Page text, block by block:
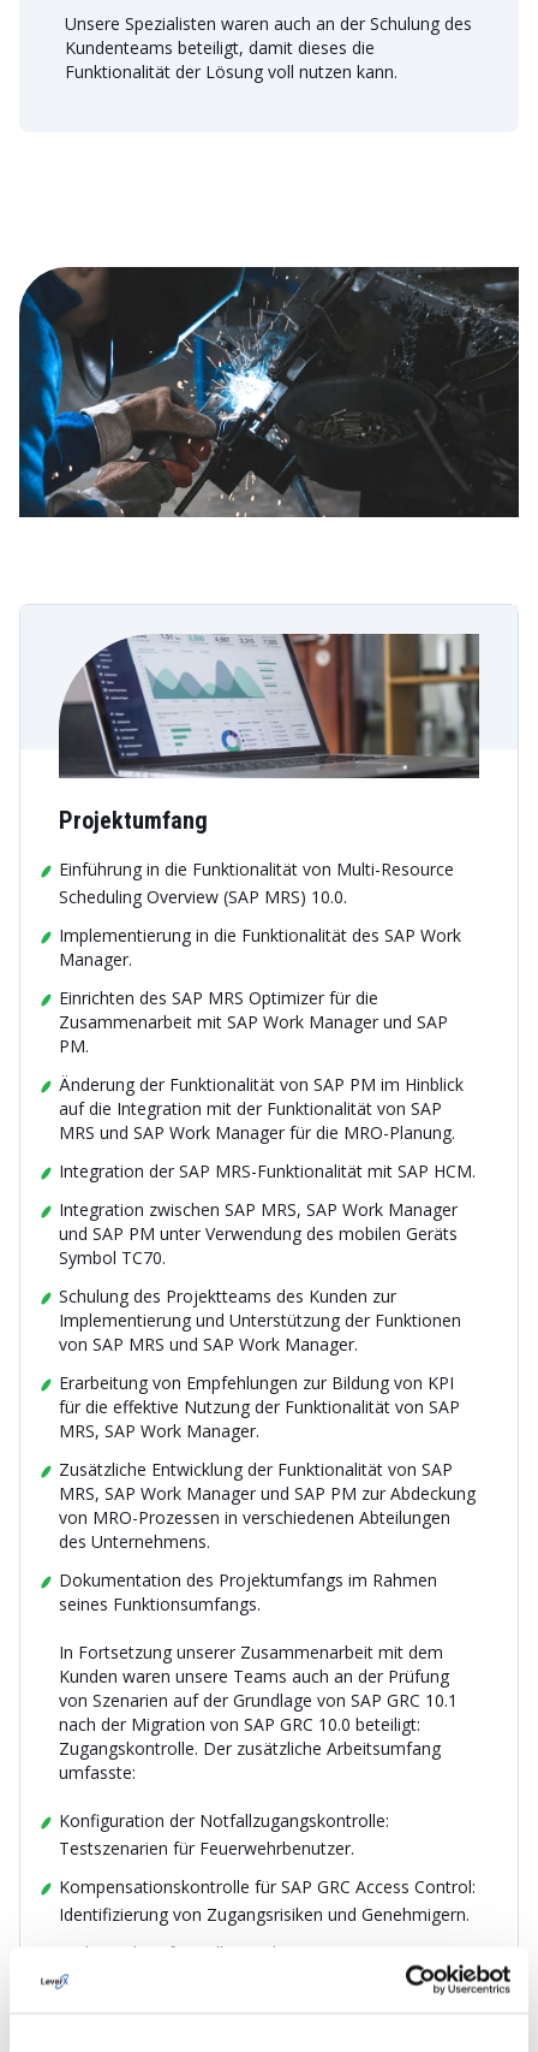
Unsere Spezialisten waren auch an der Schulung des
Kundenteams beteiligt, damit dieses die
Funktionalität der Lösung voll nutzen kann.
Projektumfang
Einführung in die Funktionalität von Multi-Resource
Scheduling Overview (SAP MRS) 10.0.
Implementierung in die Funktionalität des SAP Work
Manager.
Einrichten des SAP MRS Optimizer für die
Zusammenarbeit mit SAP Work Manager und SAP
PM.
Änderung der Funktionalität von SAP PM im Hinblick
auf die Integration mit der Funktionalität von SAP
MRS und SAP Work Manager für die MRO-Planung.
Integration der SAP MRS-Funktionalität mit SAP HCM.
Integration zwischen SAP MRS, SAP Work Manager
und SAP PM unter Verwendung des mobilen Geräts
Symbol TC70.
Schulung des Projektteams des Kunden zur
Implementierung und Unterstützung der Funktionen
von SAP MRS und SAP Work Manager.
Erarbeitung von Empfehlungen zur Bildung von KPI
für die effektive Nutzung der Funktionalität von SAP
MRS, SAP Work Manager.
Zusätzliche Entwicklung der Funktionalität von SAP
MRS, SAP Work Manager und SAP PM zur Abdeckung
von MRO-Prozessen in verschiedenen Abteilungen
des Unternehmens.
Dokumentation des Projektumfangs im Rahmen
seines Funktionsumfangs.
In Fortsetzung unserer Zusammenarbeit mit dem
Kunden waren unsere Teams auch an der Prüfung
von Szenarien auf der Grundlage von SAP GRC 10.1
nach der Migration von SAP GRC 10.0 beteiligt:
Zugangskontrolle. Der zusätzliche Arbeitsumfang
umfasste:
Konfiguration der Notfallzugangskontrolle:
Testszenarien für Feuerwehrbenutzer.
Kompensationskontrolle für SAP GRC Access Control:
Identifizierung von Zugangsrisiken und Genehmigern.
Risikoanalyse für Rollen und Benutzer.
Helpdesk-Tickets im Zusammenhang mit SAP GRC.